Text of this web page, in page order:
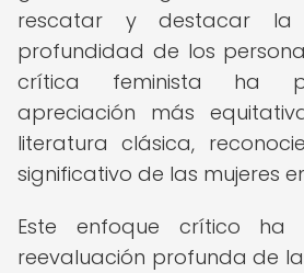
rescatar y destacar la
profundidad de los
crítica feminista ha
apreciación más
literatura clásica,
significativo de las mujeres
Este enfoque crítico ha
reevaluación profunda de